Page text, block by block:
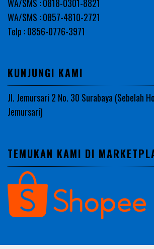
WA/SMS : 0818-0301-8821
WA/SMS : 0857-4810-2721
Telp : 0856-0776-3971
KUNJUNGI KAMI
Jl. Jemursari 2 No. 30 Surabaya (Sebelah
Jemursari)
TEMUKAN KAMI DI